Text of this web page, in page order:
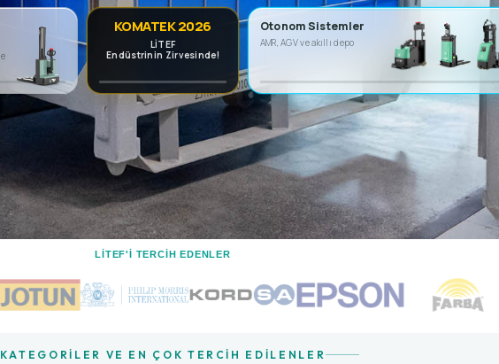
KOMATEK 2026
LİTEF
Endüstrinin Zirvesinde!
Otonom Sistemler
AMR, AGV ve akıllı depo
LİTEF'I TERCIH EDENLER
KATEGORILER VE EN ÇOK TERCIH EDILENLER